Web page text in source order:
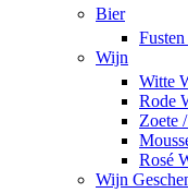
Bier
Wijn
Witte
Rode
Zoete
Rosé
Wijn